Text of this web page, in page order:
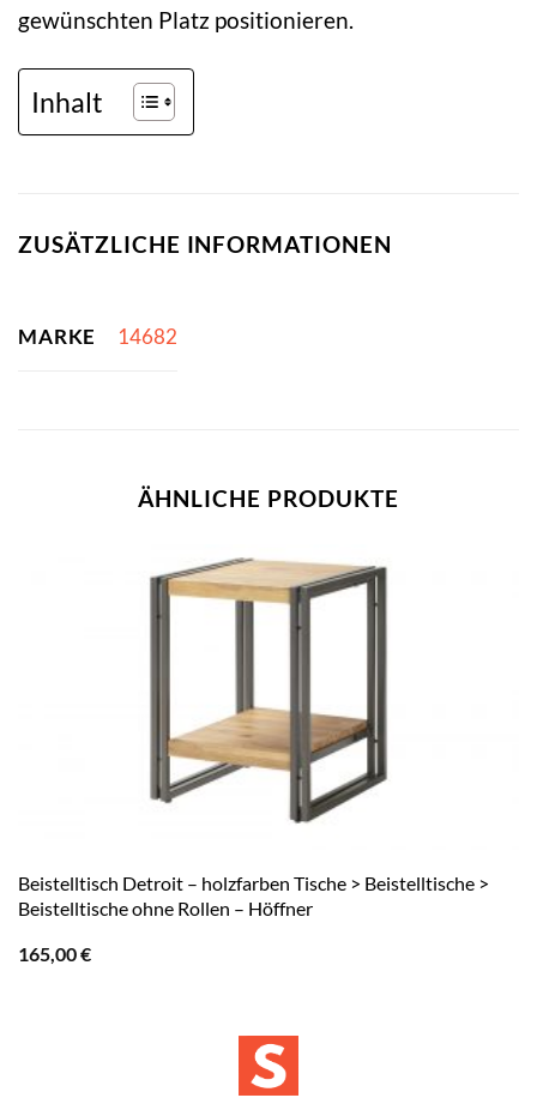
gewünschten Platz positionieren.
Inhalt
ZUSÄTZLICHE INFORMATIONEN
MARKE 14682
ÄHNLICHE PRODUKTE
Beistelltisch Detroit – holzfarben Tische > Beistelltische >
Beistelltische ohne Rollen – Höffner
165,00€